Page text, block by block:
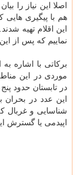
اصلا این نیاز را
هم با پیگیری
این اقلام تهیه
نماییم كه پس از
بركاتی با اشاره
موردی در این
در تابستان حدود
این عدد در بحران
شناسایی و غربال
اپیدمی یا گسترش